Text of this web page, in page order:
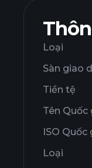
Loại
Sàn giao
Tiền tệ
Tên Quốc
ISO Quốc
Loại